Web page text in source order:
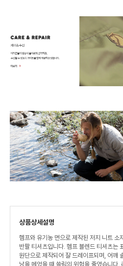
상품상세설명
헴프와 유기농 면으로 제작된 저지 니트 소
반팔 티셔츠입니다. 헴프 블렌드 티셔츠는
원단으로 제작되어 잘 드레이프되며, 어깨
낭을 메었을 때 쓸림의 위험을 줄였습니다.